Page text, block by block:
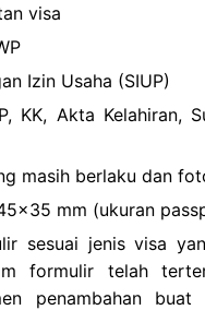
visa
Izin Usaha (SIUP)
KK, Akta Kelahiran,
masih berlaku dan
mm (ukuran
sesuai jenis visa
formulir telah
penambahan buat